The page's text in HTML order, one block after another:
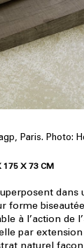
Paris. Photo:
175 X 73 CM
forme
à l’action de
par extension
naturel